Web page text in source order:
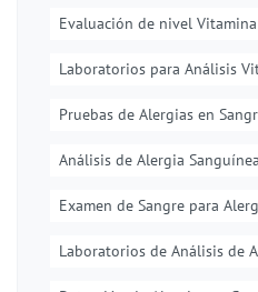
Evaluación de nivel Vitamina
Laboratorios para Análisis
Pruebas de Alergias en
Análisis de Alergia Sanguínea
Examen de Sangre para
Laboratorios de Análisis de